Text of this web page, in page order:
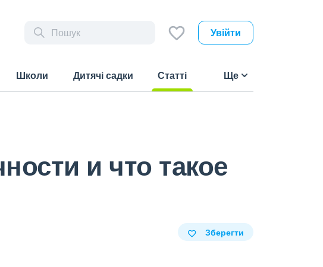
Увійти
Школи Дитячі садки
Статті
Ще
и что такое
Зберегти